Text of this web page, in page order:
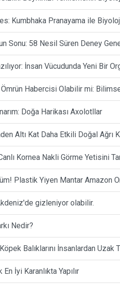
Kumbhaka Pranayama ile
Sonu: 58 Nesil Süren Deney
İnsan Vücudunda Yeni Bir
Ömrün Habercisi Olabilir mi:
Doğa Harikası Axolotllar
Altı Kat Daha Etkili Doğal Ağrı
Kornea Nakli Görme Yetisini
Plastik Yiyen Mantar Amazon
gizleniyor olabilir.
Nedir?
Balıklarını İnsanlardan Uzak
İyi Karanlıkta Yapılır